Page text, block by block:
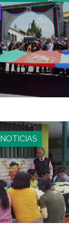
NOTICIAS